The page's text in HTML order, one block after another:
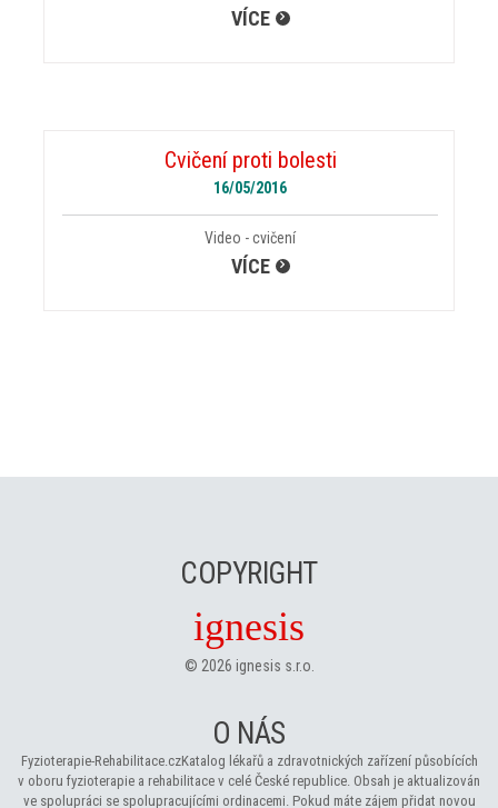
VÍCE
Cvičení proti bolesti
16/05/2016
Video - cvičení
VÍCE
COPYRIGHT
ignesis
© 2026 ignesis s.r.o.
O NÁS
Fyzioterapie-Rehabilitace.czKatalog lékařů a zdravotnických zařízení působících
v oboru fyzioterapie a rehabilitace v celé České republice. Obsah je aktualizován
ve spolupráci se spolupracujícími ordinacemi. Pokud máte zájem přidat novou